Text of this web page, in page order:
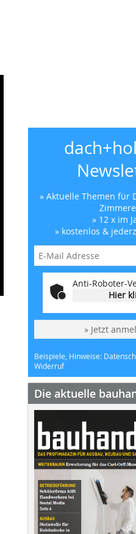
» Aktuelle Themen für
» 12 x im
» kostenlos &
Anti-Roboter-
Hier
» Jetzt
Beispiele, Hinweise:
Widerruf
Die aktuelle